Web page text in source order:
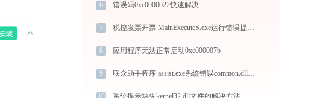
6 错误码0xc0000022快速解决
7 税控发票开票 MainExecuteS.exe运行错误提示0xc000000d的解决办法
8 应用程序无法正常启动0xc000007b
9 联众助手程序 assist.exe系统错误common.dll丢失如何解决
10 系统提示缺失kernel32.dll文件的解决方法